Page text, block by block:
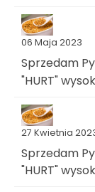
06 Maja 2023
Sprzedam
"HURT"
27 Kwietnia
Sprzedam
"HURT"